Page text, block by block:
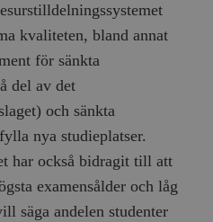
kvaliteten, bland annat
för sänkta
del av det
och sänkta
nya studieplatser.
har också bidragit till att
examensålder och låg
säga andelen studenter